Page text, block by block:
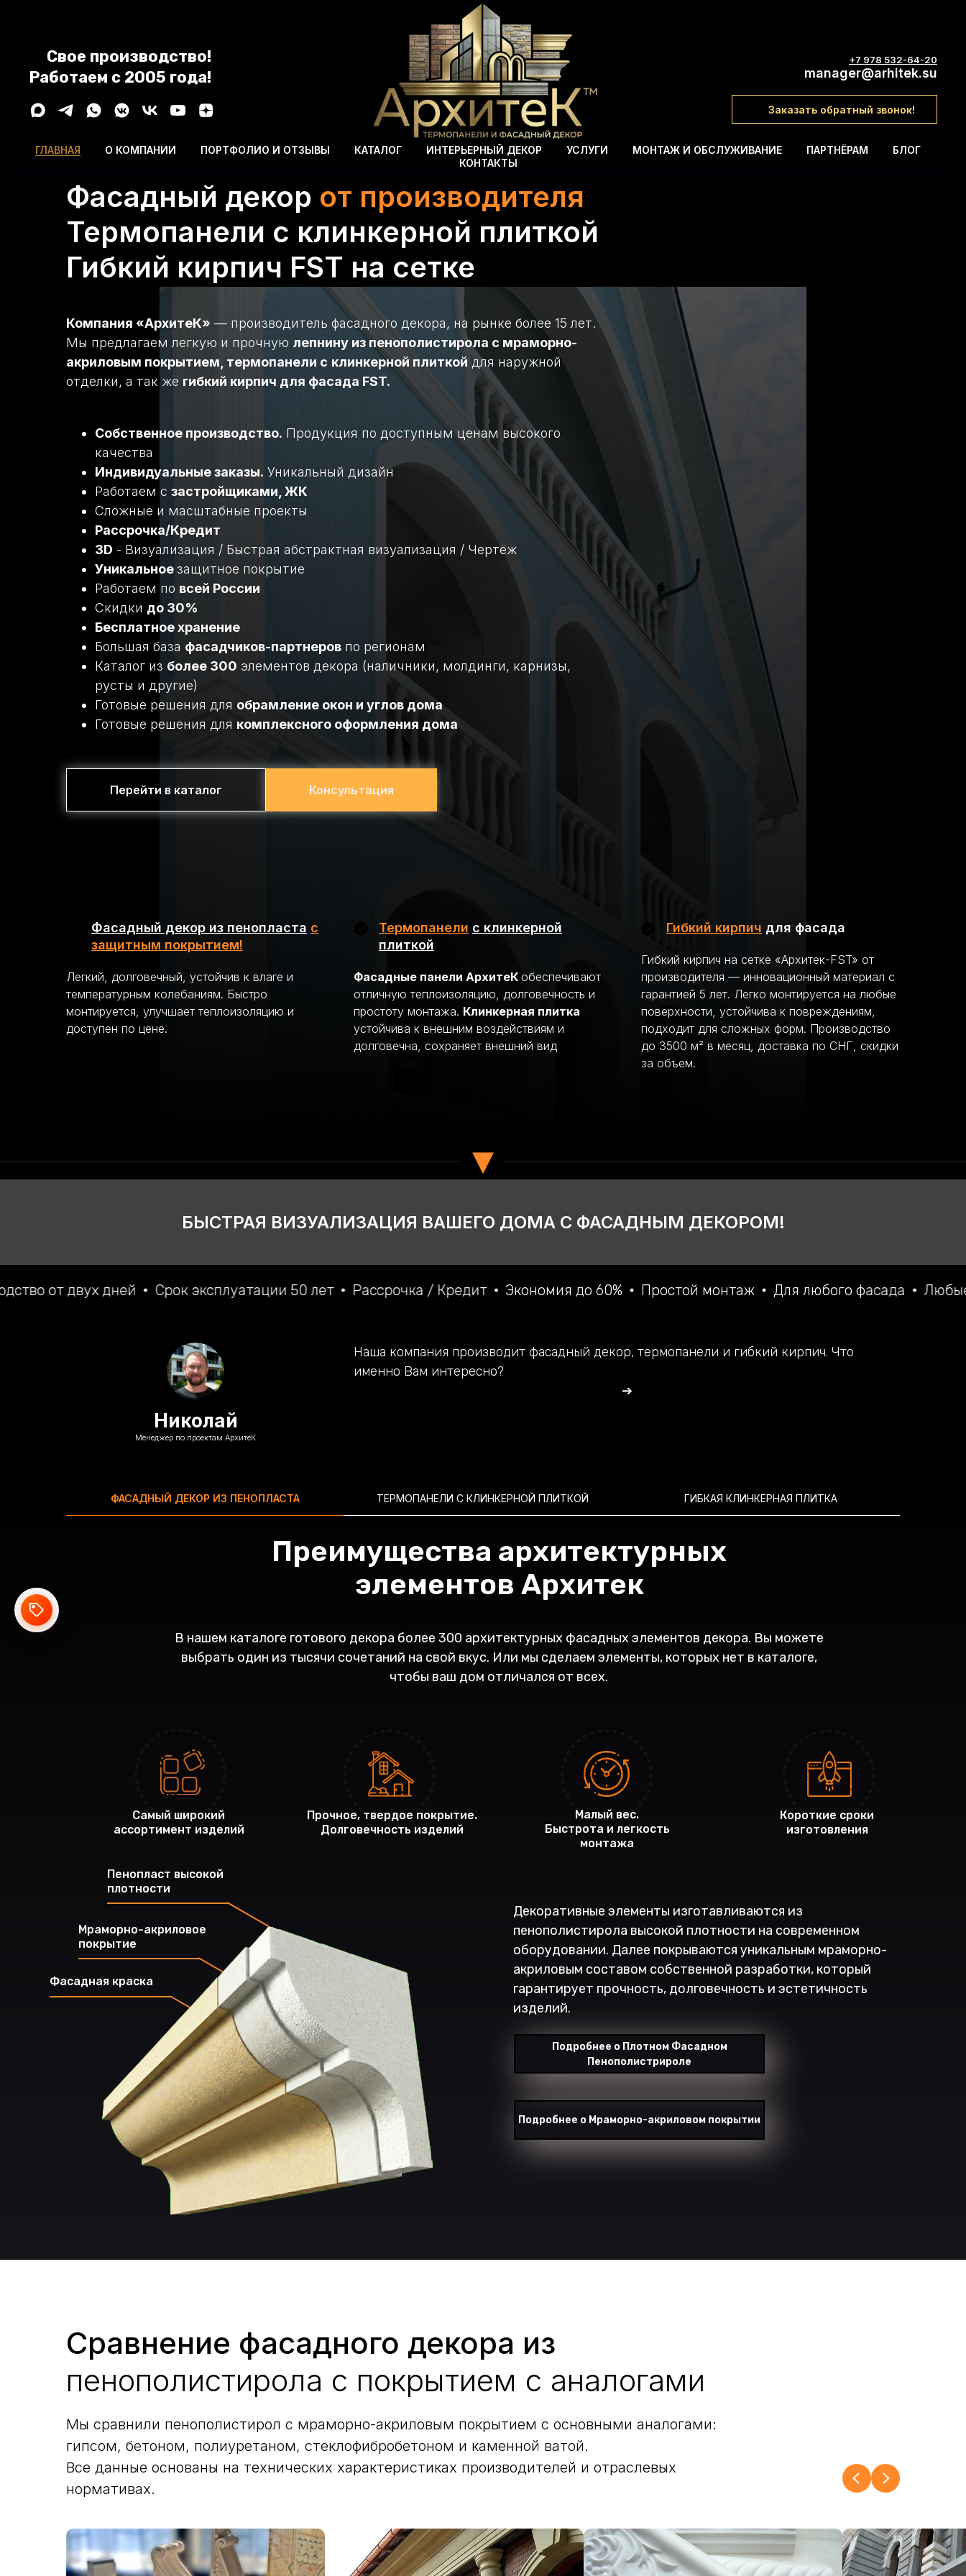
Свое производство!
Работаем с 2005 года!
+7 978 532-64-20
manager@arhitek.su
Заказать обратный звонок!
ГЛАВНАЯ О КОМПАНИИ ПОРТФОЛИО И ОТЗЫВЫ КАТАЛОГ ИНТЕРЬЕРНЫЙ ДЕКОР УСЛУГИ МОНТАЖ И ОБСЛУЖИВАНИЕ ПАРТНЁРАМ
БЛОГ
КОНТАКТЫ
Фасадный декор от производителя
Термопанели с клинкерной плиткой
Гибкий кирпич FST на сетке
Компания «АрхитеК» — производитель фасадного декора, на рынке более 15 лет.
Мы предлагаем легкую и прочную лепнину из пенополистирола с мраморно-
акриловым покрытием, термопанели с клинкерной плиткой для наружной
отделки, а так же гибкий кирпич для фасада FST.
Собственное производство. Продукция по доступным ценам высокого
качества
Индивидуальные заказы. Уникальный дизайн
Работаем с застройщиками, ЖК
Сложные и масштабные проекты
Рассрочка/Кредит
3D - Визуализация / Быстрая абстрактная визуализация / Чертёж
Уникальное защитное покрытие
Работаем по всей России
Скидки до 30%
Бесплатное хранение
Большая база фасадчиков-партнеров по регионам
Каталог из более 300 элементов декора (наличники, молдинги, карнизы,
русты и другие)
Готовые решения для обрамление окон и углов дома
Готовые решения для комплексного оформления дома
Перейти в каталог Консультация
Фасадный декор из пенопласта с
защитным покрытием!
Легкий, долговечный, устойчив к влаге и
температурным колебаниям. Быстро
монтируется, улучшает теплоизоляцию и
доступен по цене.
Термопанели с клинкерной
плиткой
Фасадные панели АрхитеК обеспечивают
отличную теплоизоляцию, долговечность и
простоту монтажа. Клинкерная плитка
устойчива к внешним воздействиям и
долговечна, сохраняет внешний вид
Гибкий кирпич для фасада
Гибкий кирпич на сетке «Архитек-FST» от
производителя — инновационный материал с
гарантией 5 лет. Легко монтируется на любые
поверхности, устойчива к повреждениям,
подходит для сложных форм. Производство
до 3500 м² в месяц, доставка по СНГ, скидки
за объем.
▾
БЫСТРАЯ ВИЗУАЛИЗАЦИЯ ВАШЕГО ДОМА С ФАСАДНЫМ ДЕКОРОМ!
дней Срок эксплуатации 50 лет Рассрочка / Кредит Экономия до 60% Простой монтаж Для любого фасада Любые размеры
Николай
Менеджер по проектам АрхитеК
Наша компания производит фасадный декор, термопанели и гибкий кирпич. Что
именно Вам интересно?
➔
ФАСАДНЫЙ ДЕКОР ИЗ ПЕНОПЛАСТА ТЕРМОПАНЕЛИ С КЛИНКЕРНОЙ ПЛИТКОЙ ГИБКАЯ КЛИНКЕРНАЯ ПЛИТКА
Пенопласт высокой
плотности
Mраморно-акриловое
покрытие
Фасадная краска
Преимущества архитектурных
элементов Архитек
В нашем каталоге готового декора более 300 архитектурных фасадных элементов декора. Вы можете
выбрать один из тысячи сочетаний на свой вкус. Или мы сделаем элементы, которых нет в каталоге,
чтобы ваш дом отличался от всех.
Самый широкий
ассортимент изделий
Прочное, твердое покрытие.
Долговечность изделий
Малый вес.
Быстрота и легкость
монтажа
Короткие сроки
изготовления
Декоративные элементы изготавливаются из
пенополистирола высокой плотности на современном
оборудовании. Далее покрываются уникальным мраморно-
акриловым составом собственной разработки, который
гарантирует прочность, долговечность и эстетичность
изделий.
Подробнее о Плотном Фасадном
Пенополистрироле
Подробнее о Мраморно-акриловом покрытии
Сравнение фасадного декора из
пенополистирола с покрытием с аналогами
Мы сравнили пенополистирол с мраморно-акриловым покрытием с основными аналогами:
гипсом, бетоном, полиуретаном, стеклофибробетоном и каменной ватой.
Все данные основаны на технических характеристиках производителей и отраслевых
нормативах.